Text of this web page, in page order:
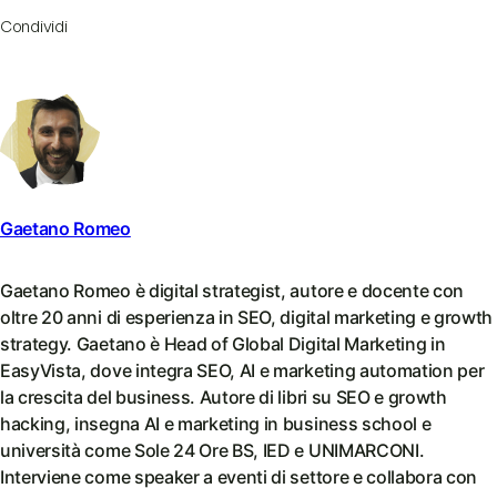
Condividi
Gaetano Romeo
Gaetano Romeo è digital strategist, autore e docente con
oltre 20 anni di esperienza in SEO, digital marketing e growth
strategy. Gaetano è Head of Global Digital Marketing in
EasyVista, dove integra SEO, AI e marketing automation per
la crescita del business. Autore di libri su SEO e growth
hacking, insegna AI e marketing in business school e
università come Sole 24 Ore BS, IED e UNIMARCONI.
Interviene come speaker a eventi di settore e collabora con